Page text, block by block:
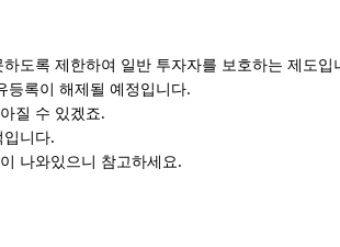
도록 제한하여 일반 투자자를 보호하는 제도입
등록이 해제될 예정입니다.
질 수 있겠죠.
니다.
나와있으니 참고하세요.